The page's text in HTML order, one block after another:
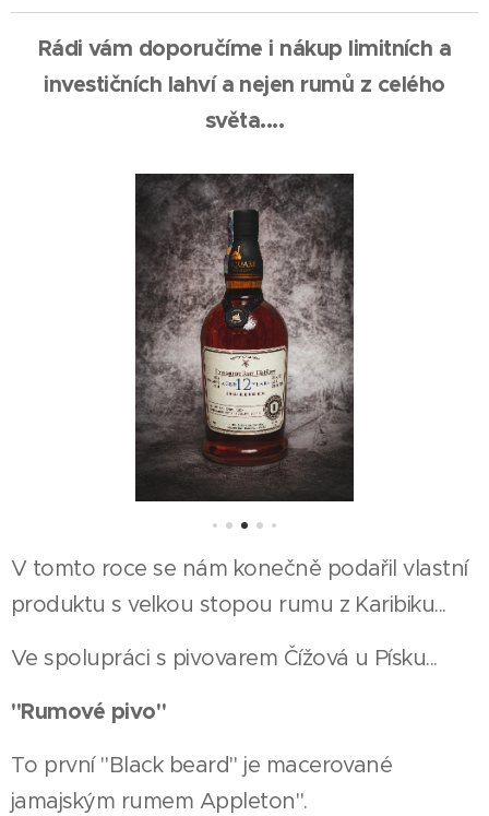
Rádi vám doporučíme i nákup limitních a
investičních lahví a nejen rumů z celého
světa....
V tomto roce se nám konečně podařil vlastní
produktu s velkou stopou rumu z Karibiku...
Ve spolupráci s pivovarem Čížová u Písku...
"Rumové pivo"
To první "Black beard" je macerované
jamajským rumem Appleton".